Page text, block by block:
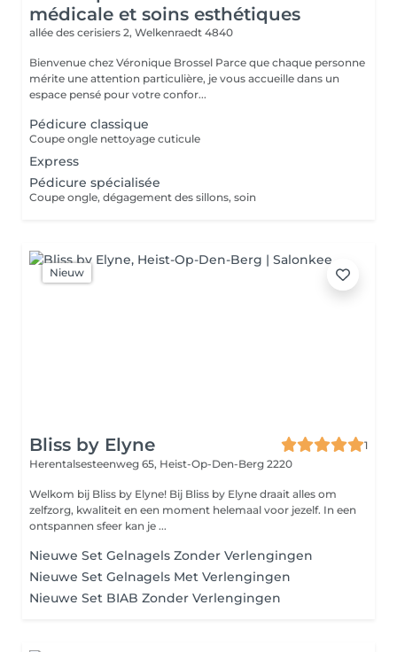
médicale et soins esthétiques
allée des cerisiers 2, Welkenraedt 4840
Bienvenue chez Véronique Brossel Parce que chaque personne
mérite une attention particulière, je vous accueille dans un
espace pensé pour votre confor...
Pédicure classique
Coupe ongle nettoyage cuticule
Express
Pédicure spécialisée
Coupe ongle, dégagement des sillons, soin
Nieuw
Bliss by Elyne
1
Herentalsesteenweg 65, Heist-Op-Den-Berg 2220
Welkom bij Bliss by Elyne! Bij Bliss by Elyne draait alles om
zelfzorg, kwaliteit en een moment helemaal voor jezelf. In een
ontspannen sfeer kan je ...
Nieuwe Set Gelnagels Zonder Verlengingen
Nieuwe Set Gelnagels Met Verlengingen
Nieuwe Set BIAB Zonder Verlengingen